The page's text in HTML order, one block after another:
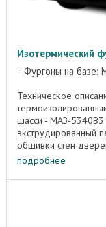
Изотермический
Фургоны на базе:
Техническое
шасси - МАЗ-5340B3
экструдированный
обшивки стен
подробнее